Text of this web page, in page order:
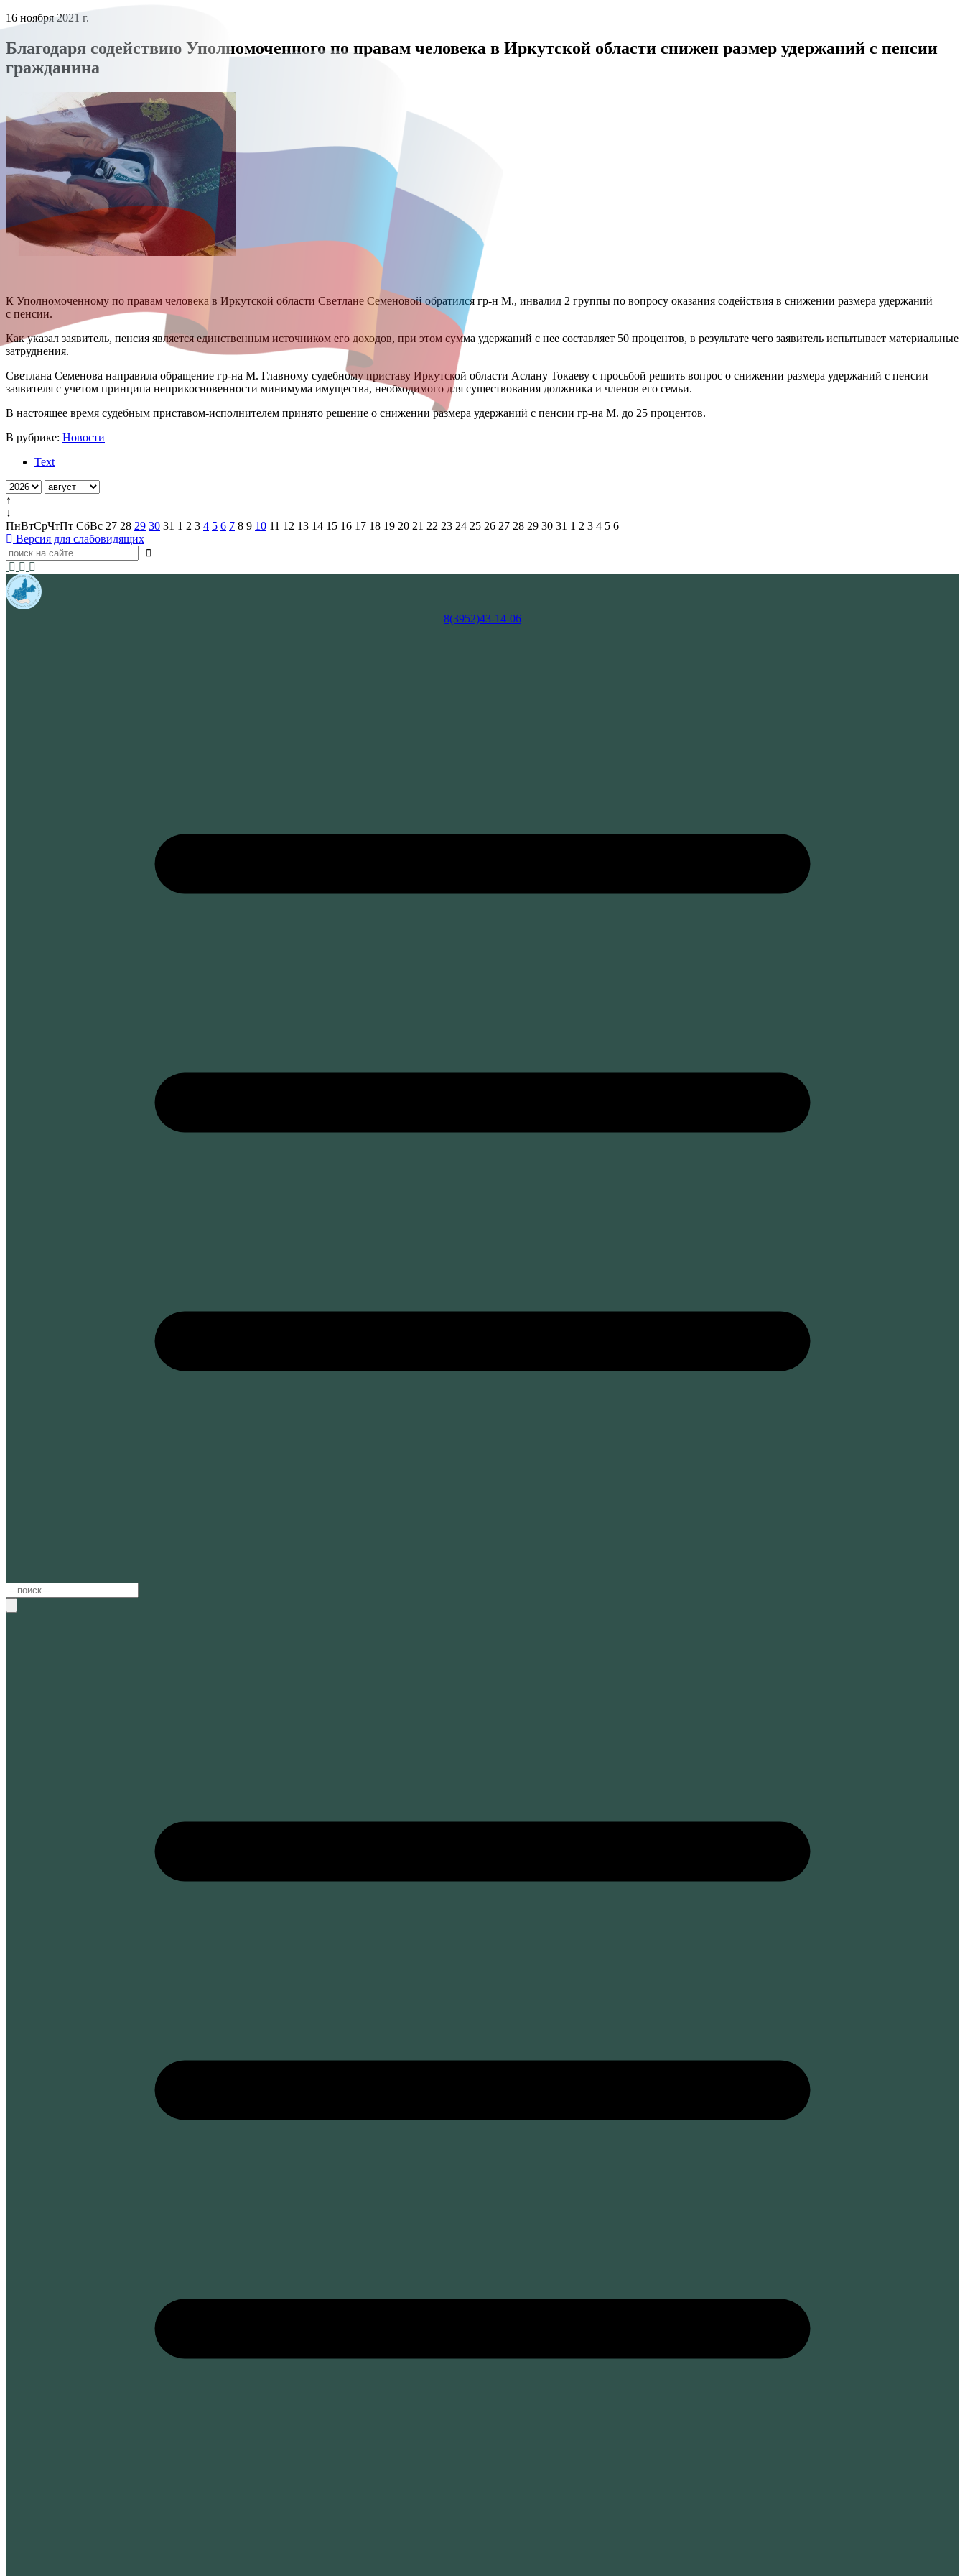
16 ноября 2021 г.
Благодаря содействию Уполномоченного по правам человека в Иркутской области снижен размер удержаний с пенсии
гражданина
К Уполномоченному по правам человека в Иркутской области Светлане Семеновой обратился гр-н М., инвалид 2 группы по вопросу оказания содействия в снижении размера удержаний
с пенсии.
Как указал заявитель, пенсия является единственным источником его доходов, при этом сумма удержаний с нее составляет 50 процентов, в результате чего заявитель испытывает материальные
затруднения.
Светлана Семенова направила обращение гр-на М. Главному судебному приставу Иркутской области Аслану Токаеву с просьбой решить вопрос о снижении размера удержаний с пенсии
заявителя с учетом принципа неприкосновенности минимума имущества, необходимого для существования должника и членов его семьи.
В настоящее время судебным приставом-исполнителем принято решение о снижении размера удержаний с пенсии гр-на М. до 25 процентов.
В рубрике: Новости
Text
↑
↓
ПнВтСрЧтПт СбВс 27 28 29 30 31 1 2 3 4 5 6 7 8 9 10 11 12 13 14 15 16 17 18 19 20 21 22 23 24 25 26 27 28 29 30 31 1 2 3 4 5 6
Версия для слабовидящих
8(3952)43-14-06